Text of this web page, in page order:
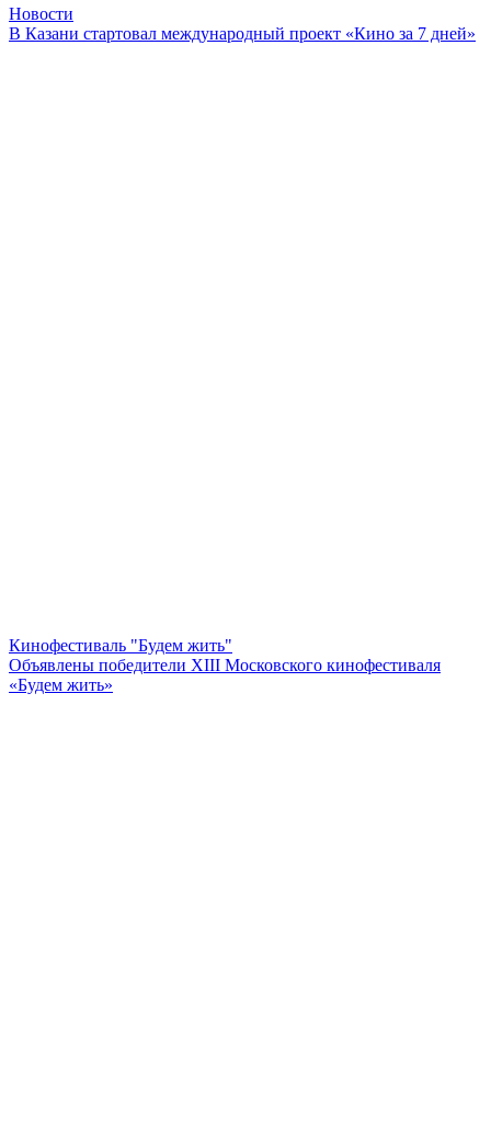
Новости
В Казани стартовал международный проект «Кино за 7 дней»
Кинофестиваль "Будем жить"
Объявлены победители XIII Московского кинофестиваля
«Будем жить»